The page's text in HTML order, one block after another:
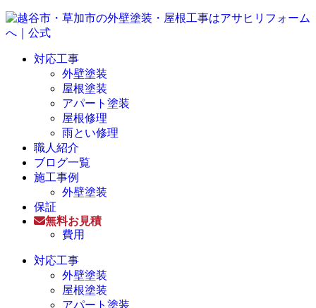
対応工事
外壁塗装
屋根塗装
アパート塗装
屋根修理
雨とい修理
職人紹介
ブログ一覧
施工事例
外壁塗装
保証
無料お見積
費用
対応工事
外壁塗装
屋根塗装
アパート塗装